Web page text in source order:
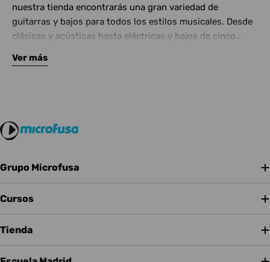
nuestra tienda encontrarás una gran variedad de
guitarras y bajos para todos los estilos musicales. Desde
clásicas y acústicas hasta eléctricas y bajos de cinco
Complementa tu instrumento con amplificadores de
Ver más
Grupo Microfusa
Cursos
Tienda